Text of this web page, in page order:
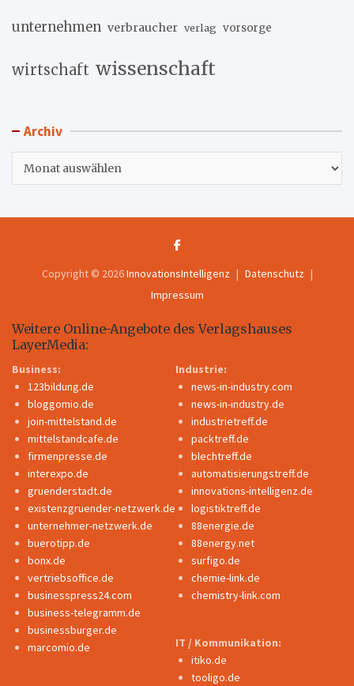
unternehmen verbraucher verlag vorsorge
wirtschaft wissenschaft
Archiv
Copyright © 2026InnovationsIntelligenz
Datenschutz
Impressum
Weitere Online-Angebote des Verlagshauses
LayerMedia:
Business:
123bildung.de
bloggomio.de
join-mittelstand.de
mittelstandcafe.de
firmenpresse.de
interexpo.de
gruenderstadt.de
existenzgruender-netzwerk.de
unternehmer-netzwerk.de
buerotipp.de
bonx.de
vertriebsoffice.de
businesspress24.com
business-telegramm.de
businessburger.de
marcomio.de
Industrie:
news-in-industry.com
news-in-industry.de
industrietreff.de
packtreff.de
blechtreff.de
automatisierungstreff.de
innovations-intelligenz.de
logistiktreff.de
88energie.de
88energy.net
surfigo.de
chemie-link.de
chemistry-link.com
IT / Kommunikation:
itiko.de
tooligo.de